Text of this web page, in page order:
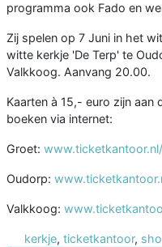
programma ook Fado en
Zij spelen op 7 Juni in het
witte kerkje 'De Terp' te
Valkkoog. Aanvang 20.00.
Kaarten à 15,- euro zijn
boeken via internet:
Groet:
Oudorp:
Valkkoog:
kerkje, ticketkantoor,